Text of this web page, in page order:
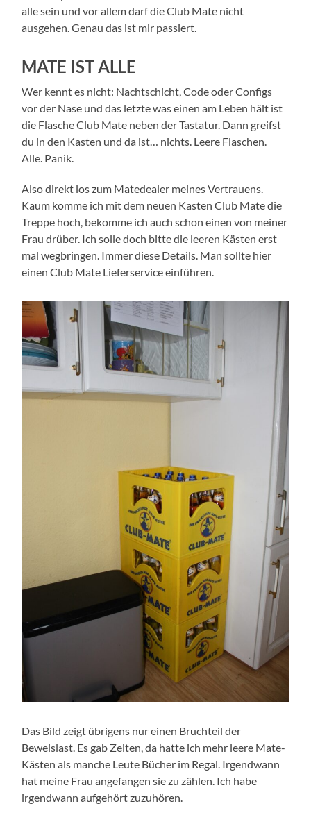
alle sein und vor allem darf die Club Mate nicht
ausgehen. Genau das ist mir passiert.
MATE IST ALLE
Wer kennt es nicht: Nachtschicht, Code oder Configs
vor der Nase und das letzte was einen am Leben hält ist
die Flasche Club Mate neben der Tastatur. Dann greifst
du in den Kasten und da ist… nichts. Leere Flaschen.
Alle. Panik.
Also direkt los zum Matedealer meines Vertrauens.
Kaum komme ich mit dem neuen Kasten Club Mate die
Treppe hoch, bekomme ich auch schon einen von meiner
Frau drüber. Ich solle doch bitte die leeren Kästen erst
mal wegbringen. Immer diese Details. Man sollte hier
einen Club Mate Lieferservice einführen.
Das Bild zeigt übrigens nur einen Bruchteil der
Beweislast. Es gab Zeiten, da hatte ich mehr leere Mate-
Kästen als manche Leute Bücher im Regal. Irgendwann
hat meine Frau angefangen sie zu zählen. Ich habe
irgendwann aufgehört zuzuhören.